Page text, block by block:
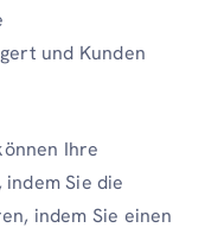
und Kunden
Ihre
Sie die
indem Sie einen